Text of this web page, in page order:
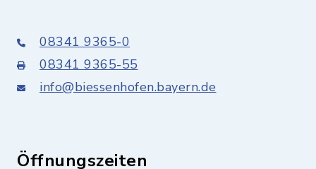
08341 9365-0
08341 9365-55
info@biessenhofen.bayern.de
Öffnungszeiten